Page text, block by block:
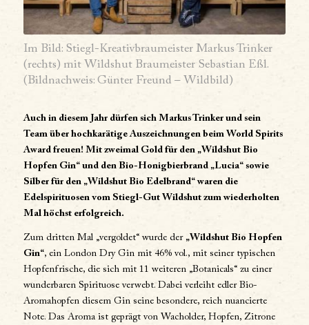
Im Bild: Stiegl-Kreativbraumeister Markus Trinker
(rechts) mit Wildshut Braumeister Sebastian Eßl.
(Bildnachweis: Günter Freund – Wildbild)
Auch in diesem Jahr dürfen sich Markus Trinker und sein
Team über hochkarätige Auszeichnungen beim World Spirits
Award freuen! Mit zweimal Gold für den „Wildshut Bio
Hopfen Gin“ und den Bio-Honigbierbrand „Lucia“ sowie
Silber für den „Wildshut Bio Edelbrand“ waren die
Edelspirituosen vom Stiegl-Gut Wildshut zum wiederholten
Mal höchst erfolgreich.
Zum dritten Mal „vergoldet“ wurde der „Wildshut Bio Hopfen
Gin“, ein London Dry Gin mit 46% vol., mit seiner typischen
Hopfenfrische, die sich mit 11 weiteren „Botanicals“ zu einer
wunderbaren Spirituose verwebt. Dabei verleiht edler Bio-
Aromahopfen diesem Gin seine besondere, reich nuancierte
Note. Das Aroma ist geprägt von Wacholder, Hopfen, Zitrone